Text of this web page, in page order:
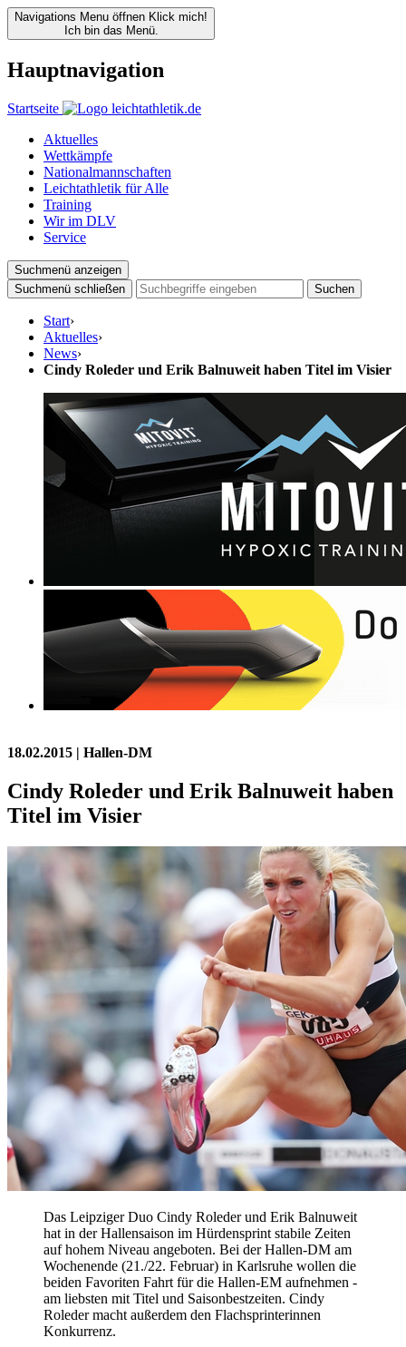
Navigations Menu öffnen Klick mich!
Ich bin das Menü.
Hauptnavigation
Startseite
Aktuelles
Wettkämpfe
Nationalmannschaften
Leichtathletik für Alle
Training
Wir im DLV
Service
Suchmenü anzeigen
Suchmenü schließen
Suchen
Start›
Aktuelles›
News›
Cindy Roleder und Erik Balnuweit haben Titel im Visier
18.02.2015 | Hallen-DM
Cindy Roleder und Erik Balnuweit haben
Titel im Visier
Das Leipziger Duo Cindy Roleder und Erik Balnuweit
hat in der Hallensaison im Hürdensprint stabile Zeiten
auf hohem Niveau angeboten. Bei der Hallen-DM am
Wochenende (21./22. Februar) in Karlsruhe wollen die
beiden Favoriten Fahrt für die Hallen-EM aufnehmen -
am liebsten mit Titel und Saisonbestzeiten. Cindy
Roleder macht außerdem den Flachsprinterinnen
Konkurrenz.